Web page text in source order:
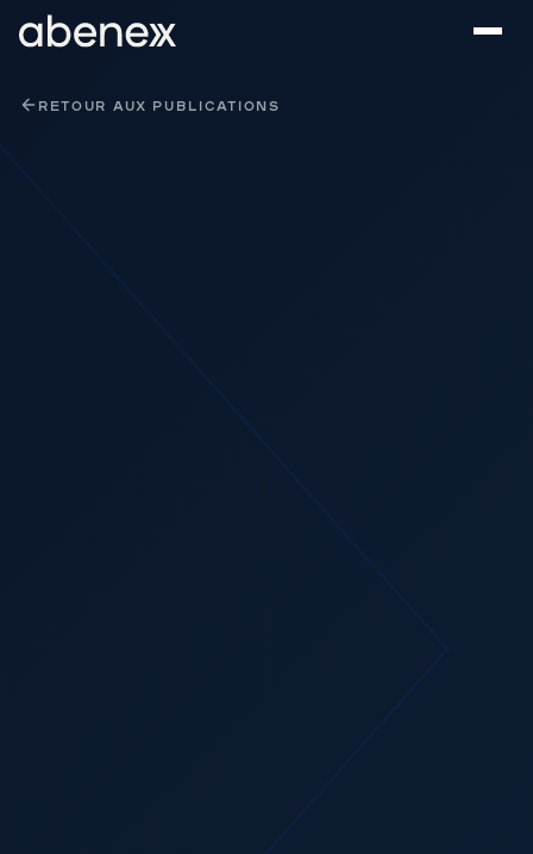
RETOUR AUX PUBLICATIONS
Panneau de gestion des cookies